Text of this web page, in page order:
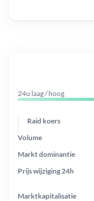
24u laag / hoog
Raid koers
Prijs wijziging 24h
Markt dominantie
Marktkapitalisatie
Volume